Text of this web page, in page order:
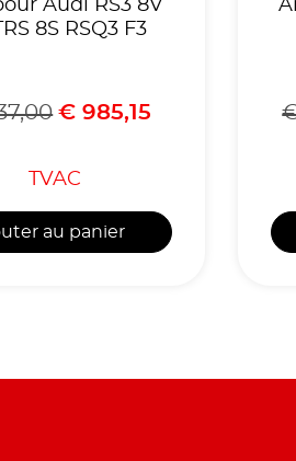
Audi RS3 8V
8S RSQ3 F3
€ 985,15
TVAC
au panier